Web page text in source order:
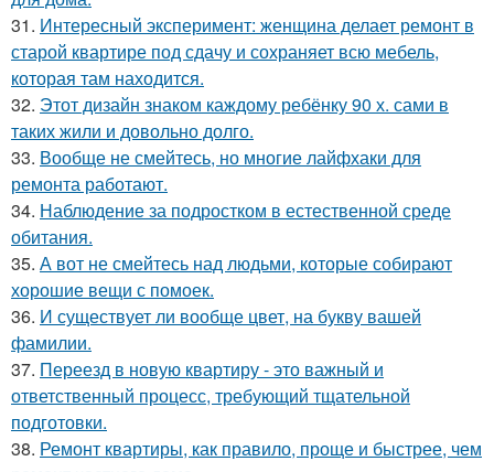
31. Интересный эксперимент: женщина делает ремонт в
старой квартире под сдачу и сохраняет всю мебель,
которая там находится.
32. Этот дизайн знаком каждому ребёнку 90 х. сами в
таких жили и довольно долго.
33. Вообще не смейтесь, но многие лайфхаки для
ремонта работают.
34. Наблюдение за подростком в естественной среде
обитания.
35. А вот не смейтесь над людьми, которые собирают
хорошие вещи с помоек.
36. И существует ли вообще цвет, на букву вашей
фамилии.
37. Переезд в новую квартиру - это важный и
ответственный процесс, требующий тщательной
подготовки.
38. Ремонт квартиры, как правило, проще и быстрее, чем